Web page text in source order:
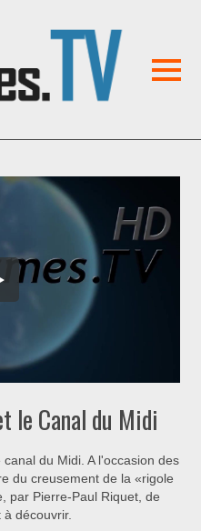
le Canal du Midi
du Midi. A l'occasion des
du creusement de la «rigole
par Pierre-Paul Riquet, de
découvrir.